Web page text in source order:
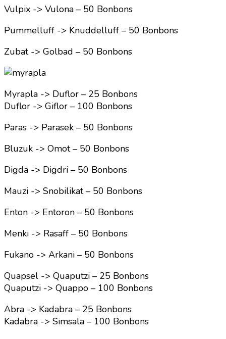
Vulpix -> Vulona – 50 Bonbons
Pummelluff -> Knuddelluff – 50 Bonbons
Zubat -> Golbad – 50 Bonbons
Myrapla -> Duflor – 25 Bonbons
Duflor -> Giflor – 100 Bonbons
Paras -> Parasek – 50 Bonbons
Bluzuk -> Omot – 50 Bonbons
Digda -> Digdri – 50 Bonbons
Mauzi -> Snobilikat – 50 Bonbons
Enton -> Entoron – 50 Bonbons
Menki -> Rasaff – 50 Bonbons
Fukano -> Arkani – 50 Bonbons
Quapsel -> Quaputzi – 25 Bonbons
Quaputzi -> Quappo – 100 Bonbons
Abra -> Kadabra – 25 Bonbons
Kadabra -> Simsala – 100 Bonbons